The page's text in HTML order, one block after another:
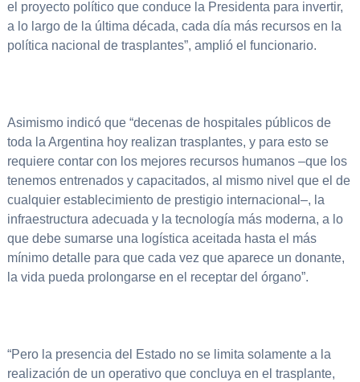
el proyecto político que conduce la Presidenta para invertir,
a lo largo de la última década, cada día más recursos en la
política nacional de trasplantes”, amplió el funcionario.
Asimismo indicó que “decenas de hospitales públicos de
toda la Argentina hoy realizan trasplantes, y para esto se
requiere contar con los mejores recursos humanos –que los
tenemos entrenados y capacitados, al mismo nivel que el de
cualquier establecimiento de prestigio internacional–, la
infraestructura adecuada y la tecnología más moderna, a lo
que debe sumarse una logística aceitada hasta el más
mínimo detalle para que cada vez que aparece un donante,
la vida pueda prolongarse en el receptar del órgano”.
“Pero la presencia del Estado no se limita solamente a la
realización de un operativo que concluya en el trasplante,